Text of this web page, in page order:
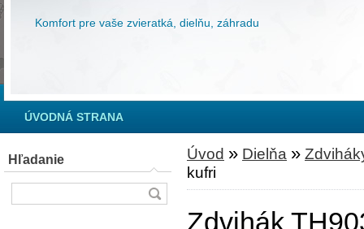
Komfort pre vaše zvieratká, dielňu, záhradu
ÚVODNÁ STRANA
Hľadanie Úvod » Dielňa »
kufri
Zdvihák